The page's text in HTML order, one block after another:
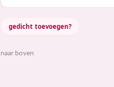
gedicht toevoegen?
naar boven